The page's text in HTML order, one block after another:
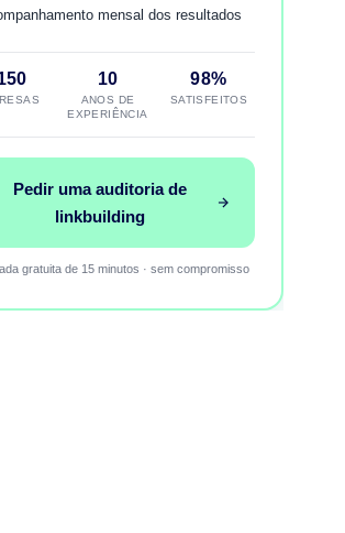
mensal dos resultados
10
ANOS DE
EXPERIÊNCIA
98%
SATISFEITOS
Pedir uma auditoria de
linkbuilding
gratuita de 15 minutos · sem compromisso